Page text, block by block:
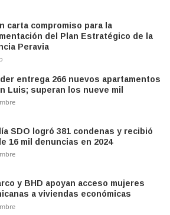
carta compromiso para la
del Plan Estratégico de la
Peravia
entrega 266 nuevos apartamentos
Luis; superan los nueve mil
SDO logró 381 condenas y recibió
16 mil denuncias en 2024
y BHD apoyan acceso mujeres
a viviendas económicas